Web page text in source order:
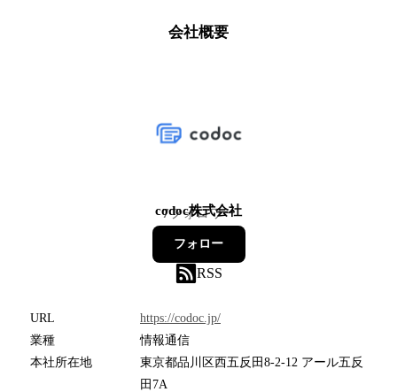
会社概要
codoc株式会社
7フォロワー
フォロー
RSS
URL
https://codoc.jp/
業種
情報通信
本社所在地
東京都品川区西五反田8-2-12 アール五反
田7A